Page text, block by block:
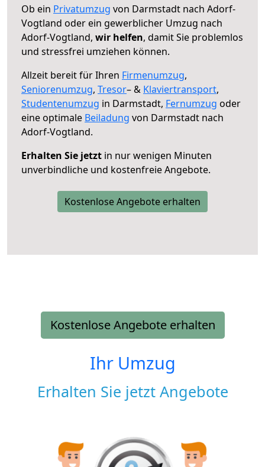
Ob ein Privatumzug von Darmstadt nach Adorf-
Vogtland oder ein gewerblicher Umzug nach
Adorf-Vogtland, wir helfen, damit Sie problemlos
und stressfrei umziehen können.
Allzeit bereit für Ihren Firmenumzug,
Seniorenumzug, Tresor– & Klaviertransport,
Studentenumzug in Darmstadt, Fernumzug oder
eine optimale Beiladung von Darmstadt nach
Adorf-Vogtland.
Erhalten Sie jetzt in nur wenigen Minuten
unverbindliche und kostenfreie Angebote.
Kostenlose Angebote erhalten
Kostenlose Angebote erhalten
Ihr Umzug
Erhalten Sie jetzt Angebote